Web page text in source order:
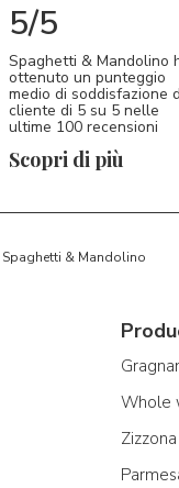
5/5
Spaghetti & Mandolino
ottenuto un punteggio
medio di soddisfazione
cliente di 5 su 5 nelle
ultime 100 recensioni
Scopri di più
& Mandolino
Whole